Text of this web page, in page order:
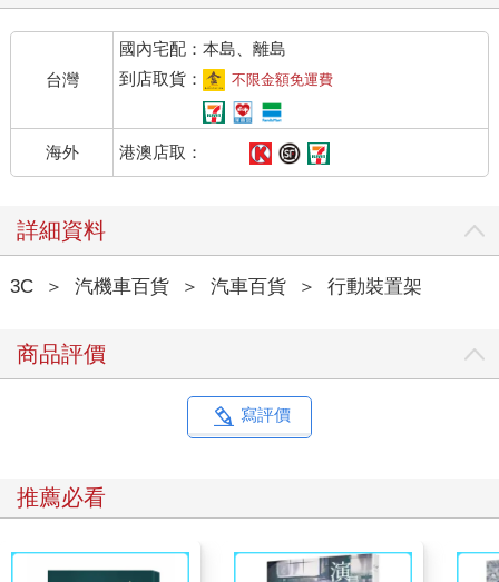
台灣
國內宅配：本島、離島
到店取貨：
不限金額免運費
海外 港澳店取：
詳細資料
3C ＞ 汽機車百貨 ＞ 汽車百貨 ＞ 行動裝置架
商品評價
寫評價
推薦必看